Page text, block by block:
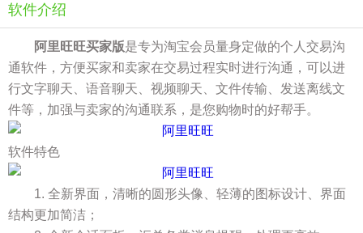
软件介绍
阿里旺旺买家版是专为淘宝会员量身定做的个人交易沟
通软件，方便买家和卖家在交易过程实时进行沟通，可以进
行文字聊天、语音聊天、视频聊天、文件传输、发送离线文
件等，加强与卖家的沟通联系，是您购物时的好帮手。
软件特色
1. 全新界面，清晰的圆形头像、轻薄的图标设计、界面
结构更加简洁；